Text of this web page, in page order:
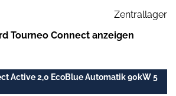
Zentrallager
Tourneo Connect anzeigen
Active 2,0 EcoBlue Automatik 90kW 5